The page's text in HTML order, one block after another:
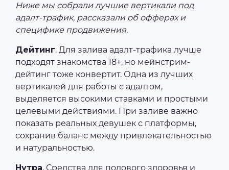
Ниже мы собрали лучшие вертикали под
адалт-трафик, рассказали об офферах и
специфике продвижения.
Дейтинг. Для залива адалт-трафика лучше
подходят знакомства 18+, но мейнстрим-
дейтинг тоже конвертит. Одна из лучших
вертикалей для работы с адалтом,
выделяется высокими ставками и простыми
целевыми действиями. При заливе важно
показать реальных девушек с платформы,
сохранив баланс между привлекательностью
и натуральностью.
Нутра. Средства для полового здоровья и